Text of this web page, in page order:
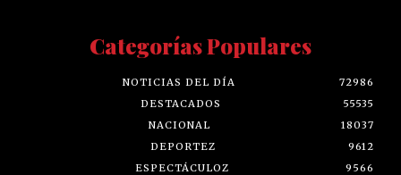
Categorías Populares
NOTICIAS DEL DÍA
72986
DESTACADOS
55535
NACIONAL
18037
DEPORTEZ
9612
ESPECTÁCULOZ
9566